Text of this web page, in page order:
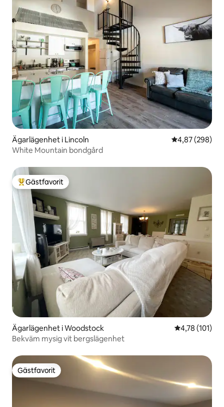
Ägarlägenhet i Lincoln 4,87 av 5 i
4,87 (298)
White Mountain bondgård
Populär gästfavorit
Gästfavorit
Ägarlägenhet i Woodstock 4,78 av 5 i
4,78 (101)
Bekväm mysig vit bergslägenhet
Gästfavorit
Gästfavorit